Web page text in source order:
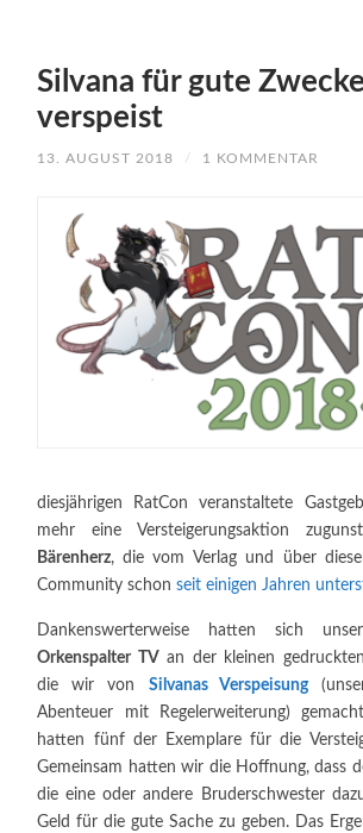
Silvana für gute Zwecke
verspeist
13. AUGUST 2018 / 1 KOMMENTAR
diesjährigen RatCon veranstaltete
mehr eine Versteigerungsaktion
Bärenherz, die vom Verlag und über
Community schonseit einigen Jahren
Dankenswerterweise hatten sich
Orkenspalter TV an der kleinen
die wir von Silvanas Verspeisung
Abenteuer mit Regelerweiterung)
hatten fünf der Exemplare für die
Gemeinsam hatten wir die Hoffnung, dass
die eine oder andere Bruderschwester
Geld für die gute Sache zu geben. Das